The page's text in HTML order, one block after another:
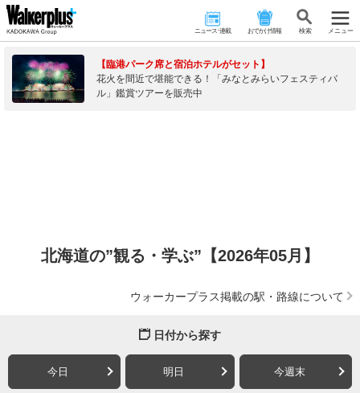
ニュース･連載 おでかけ情報 検 索 メニュー
【臨港パーク席と宿泊ホテルがセット】
花火を間近で堪能できる！「みなとみらいフェスティバ
ル」鑑賞ツアーを販売中
北海道の”観る・学ぶ”【2026年05月】
ウォーカープラス掲載の駅・路線について
日付から探す
今日 明日 今週末